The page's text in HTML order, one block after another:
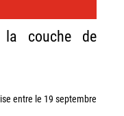
couche de
entre le 19 septembre